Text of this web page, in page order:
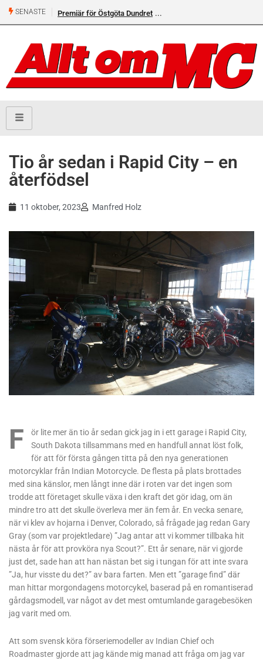
SENASTE Premiär för Östgöta Dundret
Tio år sedan i Rapid City – en
återfödsel
11 oktober, 2023 Manfred Holz
F
ör lite mer än tio år sedan gick jag in i ett garage i Rapid City,
South Dakota tillsammans med en handfull annat löst folk,
för att för första gången titta på den nya generationen
motorcyklar från Indian Motorcycle. De flesta på plats brottades
med sina känslor, men långt inne där i roten var det ingen som
trodde att företaget skulle växa i den kraft det gör idag, om än
mindre tro att det skulle överleva mer än fem år. En vecka senare,
när vi klev av hojarna i Denver, Colorado, så frågade jag redan Gary
Gray (som var projektledare) ”Jag antar att vi kommer tillbaka hit
nästa år för att provköra nya Scout?”. Ett år senare, när vi gjorde
just det, sade han att han nästan bet sig i tungan för att inte svara
”Ja, hur visste du det?” av bara farten. Men ett ”garage find” där
man hittar morgondagens motorcykel, baserad på en romantiserad
gårdagsmodell, var något av det mest omtumlande garagebesöken
jag varit med om.
Att som svensk köra förseriemodeller av Indian Chief och
Roadmaster gjorde att jag kände mig manad att fråga om jag var